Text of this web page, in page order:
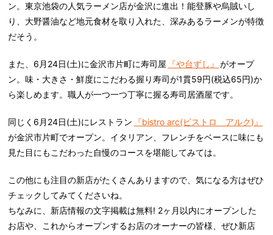
ン。東京池袋の人気ラーメン店が金沢に進出！能登豚や烏賊いし
り、大野醤油など地元食材を取り入れた、深みあるラーメンが特徴
だそう。
また、6月24日(土)に金沢市片町に寿司屋 『や台ずし』
がオープ
ン。味・大きさ・鮮度にこだわる握り寿司が1貫59円(税込65円)か
ら楽しめます。職人が一つ一つ丁寧に握る寿司居酒屋です。
同じく6月24日(土)にレストラン
『bistro arc(ビストロ アルク)』
が金沢市片町でオープン。イタリアン、フレンチをベースに味にも
見た目にもこだわった自慢のコースを堪能してみては。
この他にも注目の新店がたくさんありますので、気になる方はぜひ
チェックしてみてくださいね。
ちなみに、新店情報の文字掲載は無料! 2ヶ月以内にオープンした
お店や、これからオープンするお店のオーナーの皆様、ぜひ新店